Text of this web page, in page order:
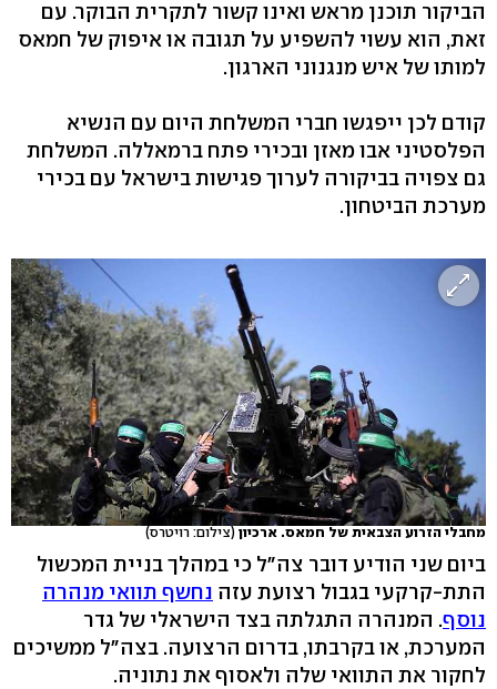
הביקור תוכנן מראש ואינו קשור לתקרית הבוקר. עם
זאת, הוא עשוי להשפיע על תגובה או איפוק של חמאס
למותו של איש מנגנוני הארגון.
קודם לכן ייפגשו חברי המשלחת היום עם הנשיא
הפלסטיני אבו מאזן ובכירי פתח ברמאללה. המשלחת
גם צפויה בביקורה לערוך פגישות בישראל עם בכירי
מערכת הביטחון.
מחבלי הזרוע הצבאית של חמאס. ארכיון (צילום: רויטרס)
ביום שני הודיע דובר צה"ל כי במהלך בניית המכשול
התת-קרקעי בגבול רצועת עזה נחשף תוואי מנהרה
נוסף. המנהרה התגלתה בצד הישראלי של גדר
המערכת, או בקרבתו, בדרום הרצועה. בצה"ל ממשיכים
לחקור את התוואי שלה ולאסוף את נתוניה.